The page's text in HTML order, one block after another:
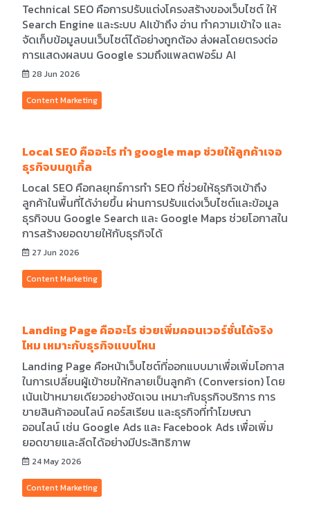
Technical SEO คือการปรับแต่งโครงสร้างของเว็บไซต์ ให้
Search Engine และระบบ AIเข้าถึง อ่าน ทำความเข้าใจ และ
จัดเก็บข้อมูลบนเว็บไซต์ได้อย่างถูกต้อง ส่งผลโดยตรงต่อ
การแสดงผลบน Google รวมถึงแพลตฟอร์ม AI
28 Jun 2026
Content Marketing
Local SEO คืออะไร ทำ google map ช่วยให้ลูกค้าเจอ
ธุรกิจบนกูเกิ้ล
Local SEO คือกลยุทธ์การทำ SEO ที่ช่วยให้ธุรกิจเข้าถึง
ลูกค้าในพื้นที่ได้ง่ายขึ้น ผ่านการปรับแต่งเว็บไซต์และข้อมูล
ธุรกิจบน Google Search และ Google Maps ช่วยโอกาสใน
การสร้างยอดขายให้กับธุรกิจได้
27 Jun 2026
Content Marketing
Landing Page คืออะไร ช่วยเพิ่มคอนเวอร์ชั่นได้จริง
ไหม เหมาะกับธุรกิจแบบไหน
Landing Page คือหน้าเว็บไซต์ที่ออกแบบมาเพื่อเพิ่มโอกาส
ในการเปลี่ยนผู้เข้าชมให้กลายเป็นลูกค้า (Conversion) โดย
เน้นเป้าหมายเดียวอย่างชัดเจน เหมาะกับธุรกิจบริการ การ
ขายสินค้าออนไลน์ คอร์สเรียน และธุรกิจที่ทำโฆษณา
ออนไลน์ เช่น Google Ads และ Facebook Ads เพื่อเพิ่ม
ยอดขายและลีดได้อย่างมีประสิทธิภาพ
24 May 2026
Content Marketing